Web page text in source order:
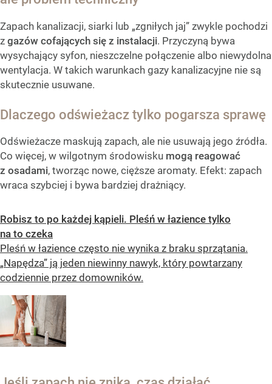
Zapach kanalizacji, siarki lub „zgniłych jaj” zwykle pochodzi
z gazów cofających się z instalacji. Przyczyną bywa
wysychający syfon, nieszczelne połączenie albo niewydolna
wentylacja. W takich warunkach gazy kanalizacyjne nie są
skutecznie usuwane.
Dlaczego odświeżacz tylko pogarsza sprawę
Odświeżacze maskują zapach, ale nie usuwają jego źródła.
Co więcej, w wilgotnym środowisku mogą reagować
z osadami, tworząc nowe, cięższe aromaty. Efekt: zapach
wraca szybciej i bywa bardziej drażniący.
Robisz to po każdej kąpieli. Pleśń w łazience tylko
na to czeka
Pleśń w łazience często nie wynika z braku sprzątania.
„Napędza” ją jeden niewinny nawyk, który powtarzany
codziennie przez domowników.